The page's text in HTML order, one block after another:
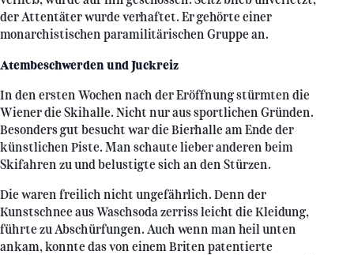
der Attentäter wurde verhaftet. Er gehörte einer
monarchistischen paramilitärischen Gruppe an.
Atembeschwerden und Juckreiz
In den ersten Wochen nach der Eröffnung stürmten die
Wiener die Skihalle. Nicht nur aus sportlichen Gründen.
Besonders gut besucht war die Bierhalle am Ende der
künstlichen Piste. Man schaute lieber anderen beim
Skifahren zu und belustigte sich an den Stürzen.
Die waren freilich nicht ungefährlich. Denn der
Kunstschnee aus Waschsoda zerriss leicht die Kleidung,
führte zu Abschürfungen. Auch wenn man heil unten
ankam, konnte das von einem Briten patentierte